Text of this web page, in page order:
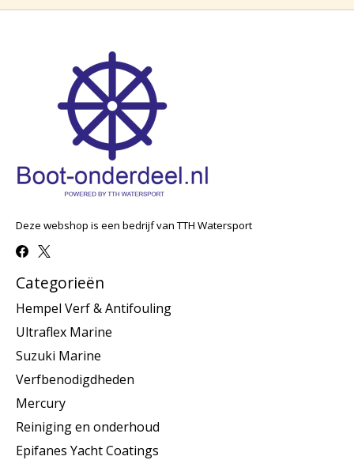
Deze webshop is een bedrijf van TTH Watersport
Categorieën
Hempel Verf & Antifouling
Ultraflex Marine
Suzuki Marine
Verfbenodigdheden
Mercury
Reiniging en onderhoud
Epifanes Yacht Coatings